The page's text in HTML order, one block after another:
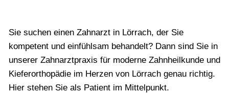
Sie suchen einen Zahnarzt in Lörrach, der Sie
kompetent und einfühlsam behandelt? Dann sind Sie in
unserer Zahnarztpraxis für moderne Zahnheilkunde und
Kieferorthopädie im Herzen von Lörrach genau richtig.
Hier stehen Sie als Patient im Mittelpunkt.